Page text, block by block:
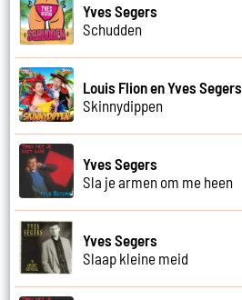
Yves Segers
Schudden
Louis Flion en Yves Segers
Skinnydippen
Yves Segers
Sla je armen om me heen
Yves Segers
Slaap kleine meid